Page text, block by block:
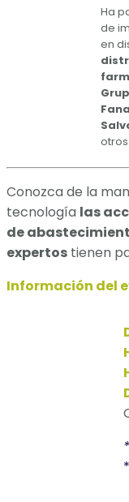
Ha
de
en
otros.
Conozca de la
tecnología las
de
expertos tienen
Información del